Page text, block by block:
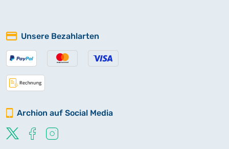
Unsere Bezahlarten
Archion auf Social Media